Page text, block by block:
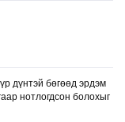
дүнтэй бөгөөд эрдэм
нотлогдсон болохыг